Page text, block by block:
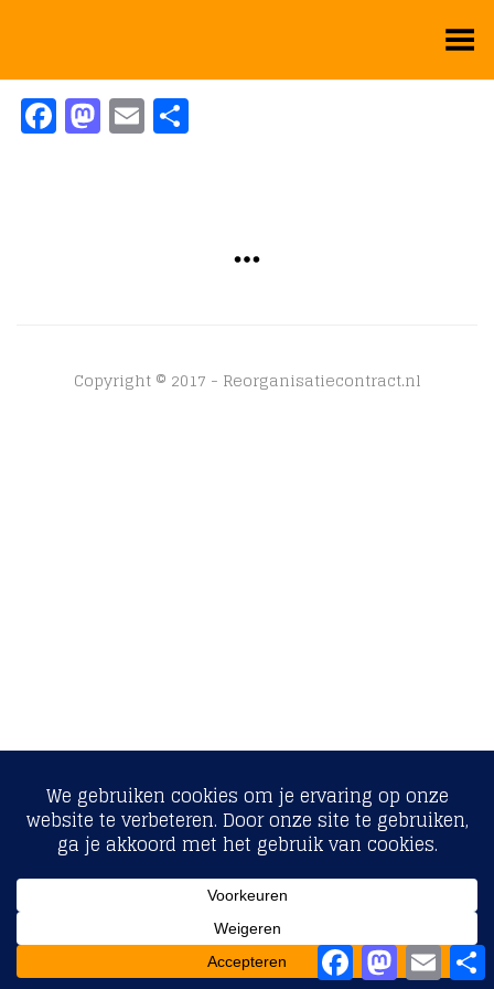
Toggle Menu
Facebook
Mastodon
Email
Copyright © 2017 - Reorganisatiecontract.nl
FacebookMastodon
Email